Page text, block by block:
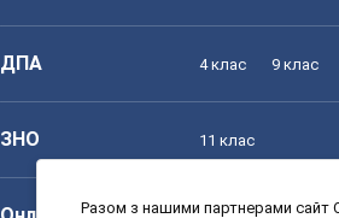
ДПА 4 клас 9 клас
ЗНО 11 клас
Разом з нашими партнерами сайт